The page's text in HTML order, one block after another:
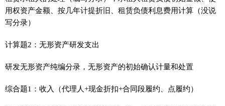
用权资产金额、按几年计提折旧、租赁负债利息费用计算（没说
写分录）
计算题2：无形资产研发支出
研发无形资产纯编分录，无形资产的初始确认计量和处置
综合题1：收入（代理人+现金折扣+合同段履约、点履约）